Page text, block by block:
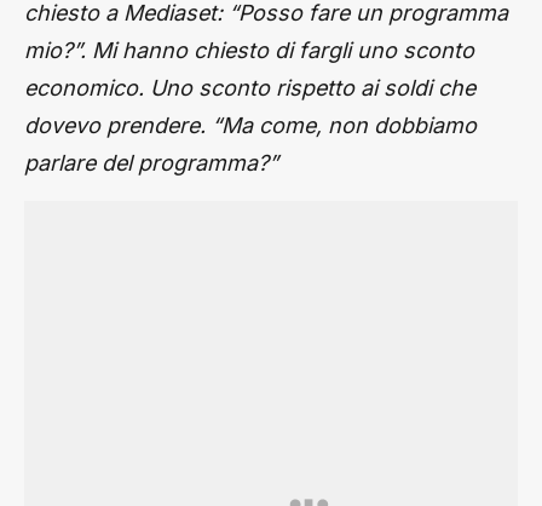
chiesto a Mediaset: “Posso fare un programma
mio?”. Mi hanno chiesto di fargli uno sconto
economico. Uno sconto rispetto ai soldi che
dovevo prendere. “Ma come, non dobbiamo
parlare del programma?”